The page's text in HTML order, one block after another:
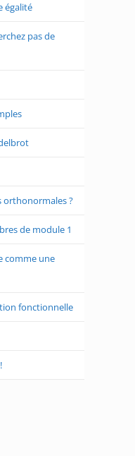
égalité
pas de
orthonormales ?
de module 1
comme une
fonctionnelle